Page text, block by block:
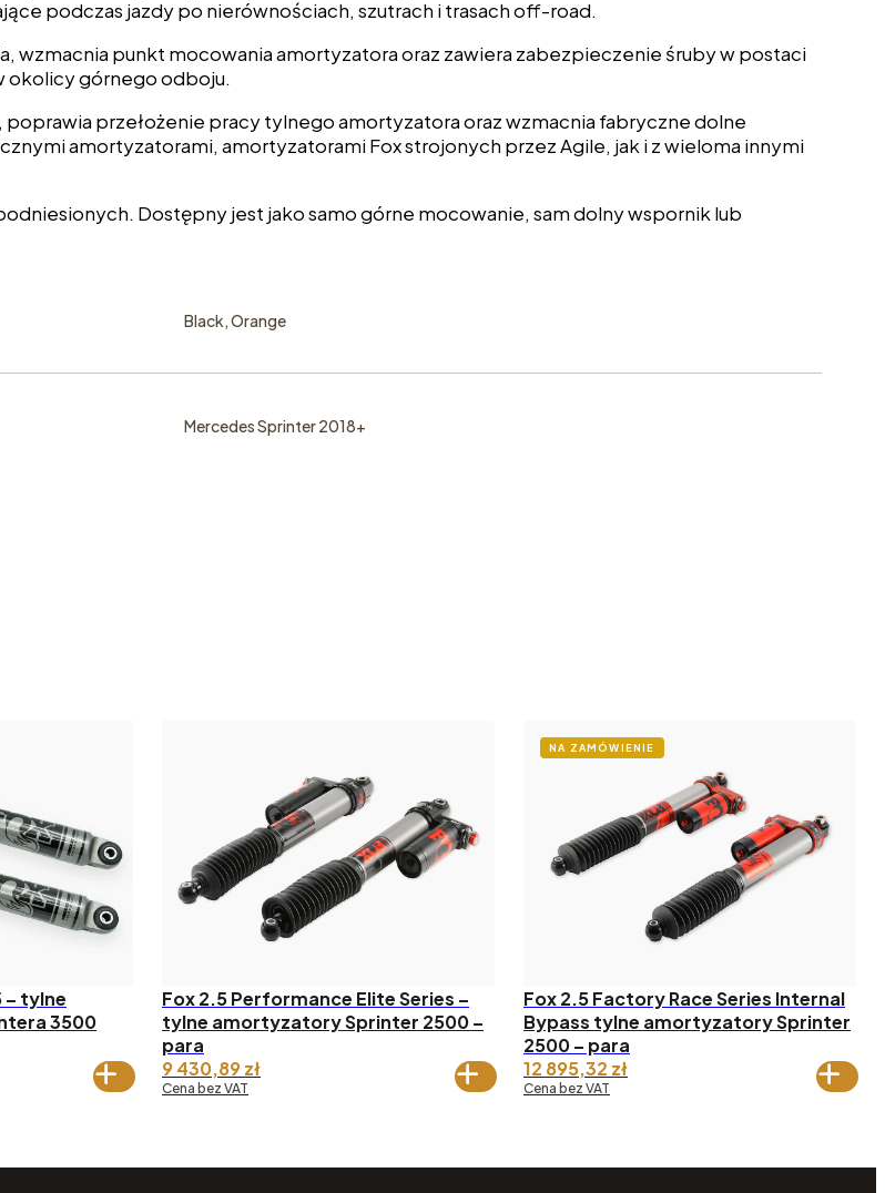
podczas jazdy po nierównościach, szutrach i trasach off-road.
wzmacnia punkt mocowania amortyzatora oraz zawiera zabezpieczenie śruby w postaci
okolicy górnego odboju.
przełożenie pracy tylnego amortyzatora oraz wzmacnia fabryczne dolne
amortyzatorami, amortyzatorami Fox strojonych przez Agile, jak i z wieloma innymi
Dostępny jest jako samo górne mocowanie, sam dolny wspornik lub
Black, Orange
Mercedes Sprinter 2018+
– tylne
3500
Fox 2.5 Performance Elite Series –
tylne amortyzatory Sprinter 2500 –
para
9 430,89zł
Cena bez VAT
Fox 2.5 Factory Race Series Internal
Bypass tylne amortyzatory Sprinter
2500 – para
12 895,32 zł
Cena bez VAT
NA ZAMÓWIENIE